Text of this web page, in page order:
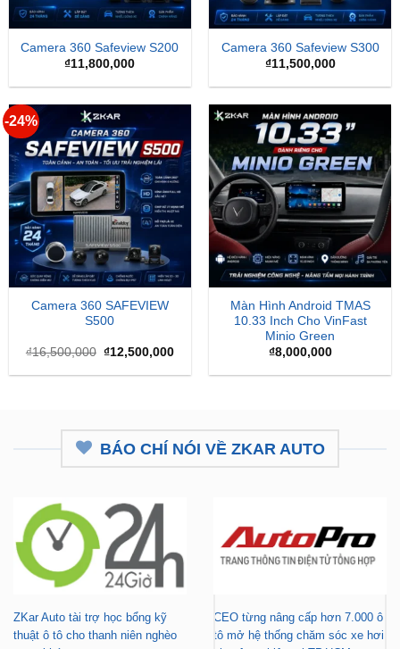
Camera 360 Safeview S200
₫11,800,000
Camera 360 Safeview S300
₫11,500,000
-24%
Camera 360 SAFEVIEW
S500
₫16,500,000 Giá
là:
₫12,500,000Giá
tại
Màn Hình Android TMAS
10.33 Inch Cho VinFast
Minio Green
₫8,000,000
BÁO CHÍ NÓI VỀ ZKAR AUTO
ZKar Auto tài trợ học bổng kỹ
thuật ô tô cho thanh niên nghèo
CEO từng nâng cấp hơn 7.000 ô
tô mở hệ thống chăm sóc xe hơi